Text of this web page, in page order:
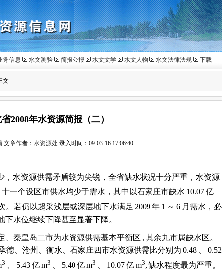
务信息 水文测验 简报公报 水文文学 水文人物 水文法律法规 下载
文
2008年水资源简报（二）
文章作者： 水资源处 录入时间：09-03-16 17:06:40
，水资源供需矛盾较为尖锐，全省缺水状况十分严重，水资源
十一个设区市供水均少于需水，其中以石家庄市缺水 10.07亿
。若仍以超采浅层或深层地下水满足 2009年 1 ～ 6 月需水，必
水位继续下降甚至显著下降。
、秦皇岛二市为水资源供需基本平衡区 , 其余九市属缺水区。
德、沧州、衡水、石家庄四市水资源供需比分别为 0.48
0.52
3 5.43亿m3 5.40亿m3 10.07亿m3, 缺水程度最为严重。